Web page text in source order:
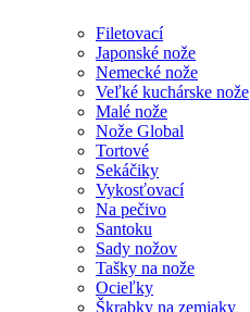
Filetovací
Japonské nože
Nemecké nože
Veľké kuchárske nože
Malé nože
Nože Global
Tortové
Sekáčiky
Vykosťovací
Na pečivo
Santoku
Sady nožov
Tašky na nože
Ocieľky
Škrabky na zemiaky